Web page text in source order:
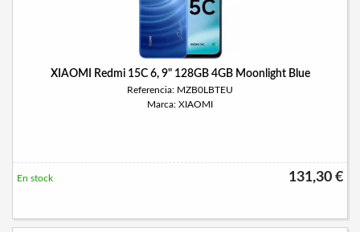
XIAOMI Redmi 15C 6, 9" 128GB 4GB Moonlight Blue
Referencia: MZB0LBTEU
Marca: XIAOMI
131,30 €
En stock